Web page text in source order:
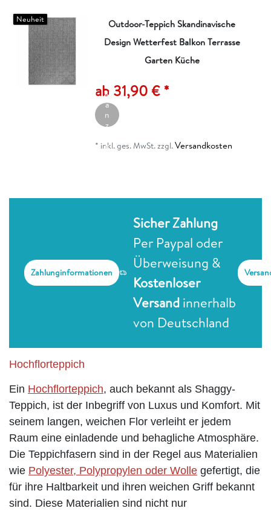
Neuheit
Outdoor-Teppich Skandinavische
Design Wetterfest Balkon Terrasse
Garten Küche
ab 31,90 € *
ik
el
a
n
z
g
* inkl. ges. MwSt.zzgl.Versandkosten
Zahlunginformationen
Sicher Zahlung
Per Paypal oder
Überweisung &
Kostenloser
Versandinnerhalb
von Deutschland
Hochflorteppich
Ein Hochflorteppich, auch bekannt als Shaggy-
Teppich, ist der Inbegriff von Luxus und Komfort. Mit
seinem langen, weichen Flor verleiht er jedem
Raum eine einladende und behagliche Atmosphäre.
Die Teppichfasern sind in der Regel aus Materialien
wie Polyester, Polypropylen oder Wolle gefertigt, die
für ihre Haltbarkeit und ihren weichen Griff bekannt
sind. Diese Materialien sind nicht nur